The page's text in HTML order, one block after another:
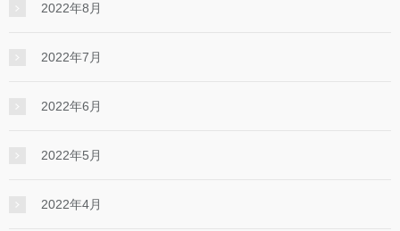
2022年8月
2022年7月
2022年6月
2022年5月
2022年4月